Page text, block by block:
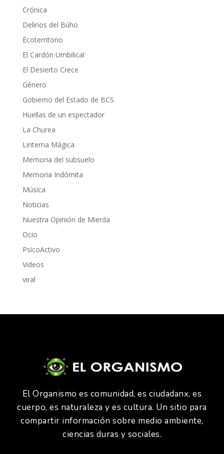
Crónica
Delirios del Búho
Ecoterritorio
El Cardón Umbilical
El Desierto Crece
Género
Gobierno del Estado de BCS
Huellas de un espectador
La Churea
Linterna Mágica
Memoria del subsuelo
Memoria Indómita
Música
Noticias
Nuestra Opinión de Mierda
Ocio
PsicoActivo
Videos
viral
El Organismo es comunidad, es ciudadanx, es
cuerpo, es naturaleza y es cultura. Un sitio para
compartir información sobre medio ambiente,
ciencias duras y sociales.